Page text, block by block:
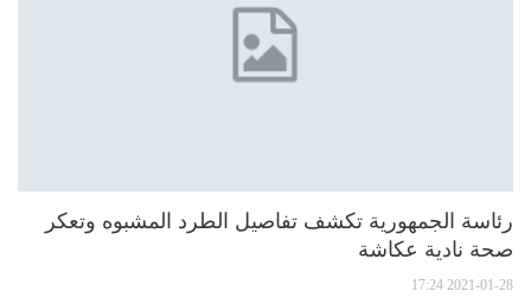
رئاسة الجمهورية تكشف تفاصيل الطرد المشبوه وتعكر
صحة نادية عكاشة
2021-01-28 17:24